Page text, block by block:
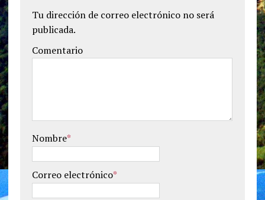
Tu dirección de correo electrónico no será
publicada.
Comentario
Nombre*
Correo electrónico*